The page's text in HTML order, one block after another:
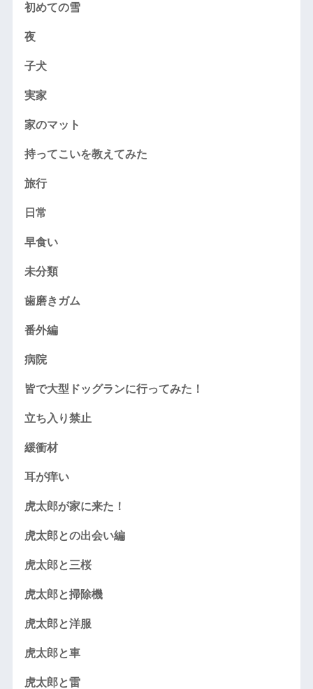
初めての雪
夜
子犬
実家
家のマット
持ってこいを教えてみた
旅行
日常
早食い
未分類
歯磨きガム
番外編
病院
皆で大型ドッグランに行ってみた！
立ち入り禁止
緩衝材
耳が痒い
虎太郎が家に来た！
虎太郎との出会い編
虎太郎と三桜
虎太郎と掃除機
虎太郎と洋服
虎太郎と車
虎太郎と雷